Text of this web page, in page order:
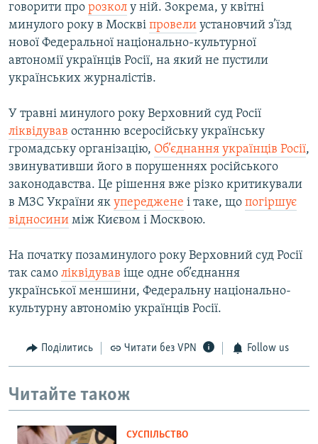
говорити про розкол у ній. Зокрема, у квітні
минулого року в Москві провели установчий з’їзд
нової Федеральної національно-культурної
автономії українців Росії, на який не пустили
українських журналістів.
У травні минулого року Верховний суд Росії
ліквідував останню всеросійську українську
громадську організацію, Об’єднання українців Росії,
звинувативши його в порушеннях російського
законодавства. Це рішення вже різко критикували
в МЗС України як упереджене і таке, що погіршує
відносини між Києвом і Москвою.
На початку позаминулого року Верховний суд Росії
так само ліквідував іще одне об’єднання
української меншини, Федеральну національно-
культурну автономію українців Росії.
Поділитись Читати без VPN Follow us
Читайте також
СУСПІЛЬСТВО